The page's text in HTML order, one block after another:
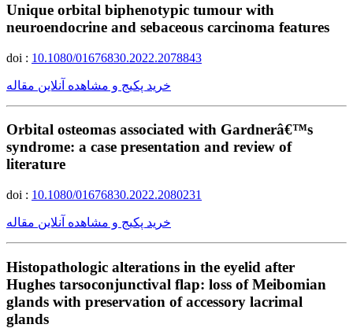
Unique orbital biphenotypic tumour with
neuroendocrine and sebaceous carcinoma features
doi : 10.1080/01676830.2022.2078843
خرید پکیج و مشاهده آنلاین مقاله
Orbital osteomas associated with Gardnerâ€™s
syndrome: a case presentation and review of
literature
doi : 10.1080/01676830.2022.2080231
خرید پکیج و مشاهده آنلاین مقاله
Histopathologic alterations in the eyelid after
Hughes tarsoconjunctival flap: loss of Meibomian
glands with preservation of accessory lacrimal
glands